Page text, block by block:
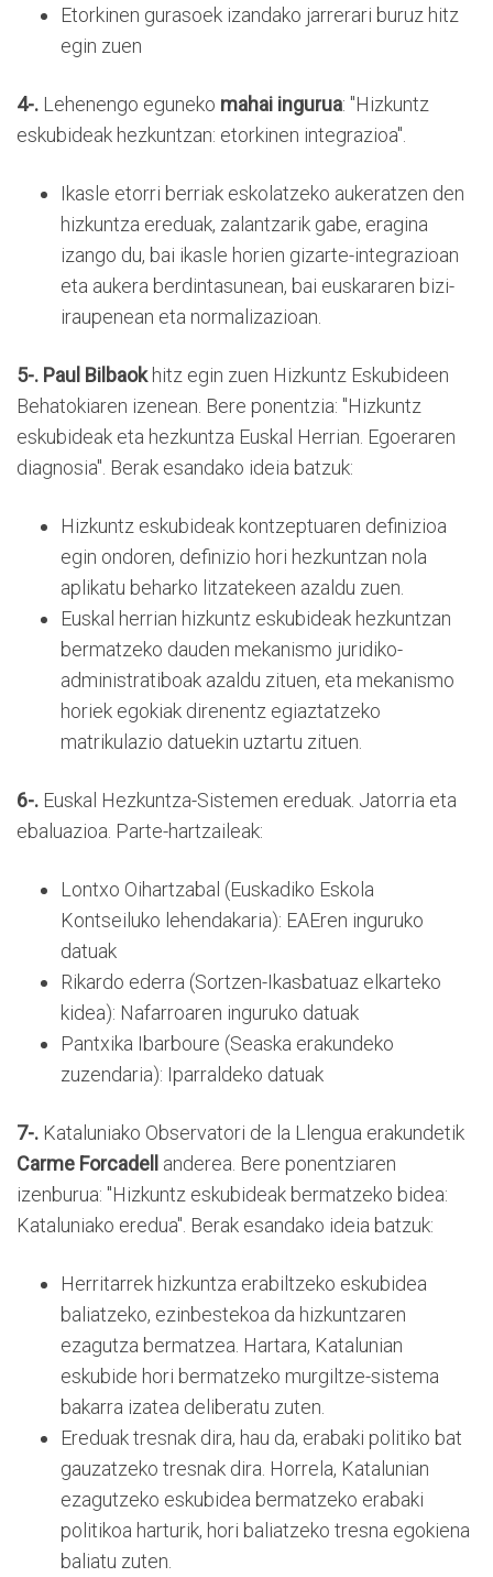
Etorkinen gurasoek izandako jarrerari buruz hitz
egin zuen
4-. Lehenengo eguneko mahai ingurua: "Hizkuntz
eskubideak hezkuntzan: etorkinen integrazioa".
Ikasle etorri berriak eskolatzeko aukeratzen den
hizkuntza ereduak, zalantzarik gabe, eragina
izango du, bai ikasle horien gizarte-integrazioan
eta aukera berdintasunean, bai euskararen bizi-
iraupenean eta normalizazioan.
5-. Paul Bilbaokhitz egin zuen Hizkuntz Eskubideen
Behatokiaren izenean. Bere ponentzia: "Hizkuntz
eskubideak eta hezkuntza Euskal Herrian. Egoeraren
diagnosia". Berak esandako ideia batzuk:
Hizkuntz eskubideak kontzeptuaren definizioa
egin ondoren, definizio hori hezkuntzan nola
aplikatu beharko litzatekeen azaldu zuen.
Euskal herrian hizkuntz eskubideak hezkuntzan
bermatzeko dauden mekanismo juridiko-
administratiboak azaldu zituen, eta mekanismo
horiek egokiak direnentz egiaztatzeko
matrikulazio datuekin uztartu zituen.
6-. Euskal Hezkuntza-Sistemen ereduak. Jatorria eta
ebaluazioa. Parte-hartzaileak:
Lontxo Oihartzabal (Euskadiko Eskola
Kontseiluko lehendakaria): EAEren inguruko
datuak
Rikardo ederra (Sortzen-Ikasbatuaz elkarteko
kidea): Nafarroaren inguruko datuak
Pantxika Ibarboure (Seaska erakundeko
zuzendaria): Iparraldeko datuak
7-. Kataluniako Observatori de la Llengua erakundetik
Carme Forcadell
anderea. Bere ponentziaren
izenburua: "Hizkuntz eskubideak bermatzeko bidea:
Kataluniako eredua". Berak esandako ideia batzuk:
Herritarrek hizkuntza erabiltzeko eskubidea
baliatzeko, ezinbestekoa da hizkuntzaren
ezagutza bermatzea. Hartara, Katalunian
eskubide hori bermatzeko murgiltze-sistema
bakarra izatea deliberatu zuten.
Ereduak tresnak dira, hau da, erabaki politiko bat
gauzatzeko tresnak dira. Horrela, Katalunian
ezagutzeko eskubidea bermatzeko erabaki
politikoa harturik, hori baliatzeko tresna egokiena
baliatu zuten.